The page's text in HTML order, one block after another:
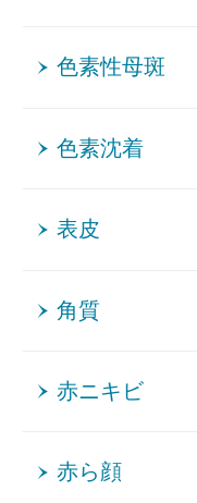
色素性母斑
色素沈着
表皮
角質
赤ニキビ
赤ら顔